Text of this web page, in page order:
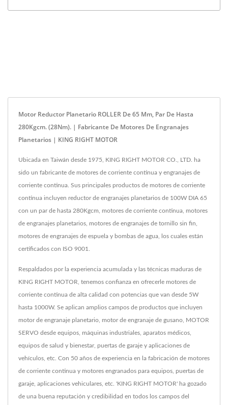
Motor Reductor Planetario ROLLER De 65 Mm, Par De Hasta
280Kgcm. (28Nm). | Fabricante De Motores De Engranajes
Planetarios | KING RIGHT MOTOR
Ubicada en Taiwán desde 1975, KING RIGHT MOTOR CO., LTD. ha
sido un fabricante de motores de corriente continua y engranajes de
corriente continua. Sus principales productos de motores de corriente
continua incluyen reductor de engranajes planetarios de 100W DIA 65
con un par de hasta 280Kgcm, motores de corriente continua, motores
de engranajes planetarios, motores de engranajes de tornillo sin fin,
motores de engranajes de espuela y bombas de agua, los cuales están
certificados con ISO 9001.
Respaldados por la experiencia acumulada y las técnicas maduras de
KING RIGHT MOTOR, tenemos confianza en ofrecerle motores de
corriente continua de alta calidad con potencias que van desde 5W
hasta 1000W. Se aplican amplios campos de productos que incluyen
motor de engranaje planetario, motor de engranaje de gusano, MOTOR
SERVO desde equipos, máquinas industriales, aparatos médicos,
equipos de salud y bienestar, puertas de garaje y aplicaciones de
vehículos, etc. Con 50 años de experiencia en la fabricación de motores
de corriente continua y motores engranados para equipos, puertas de
garaje, aplicaciones vehiculares, etc. 'KING RIGHT MOTOR' ha gozado
de una buena reputación y credibilidad en todos los campos del